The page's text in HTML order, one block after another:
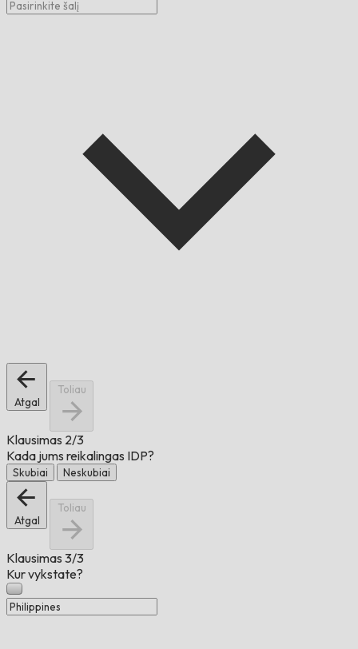
Atgal
Toliau
Klausimas 2/3
Kada jums reikalingas IDP?
Skubiai Neskubiai
Atgal
Toliau
Klausimas 3/3
Kur vykstate?